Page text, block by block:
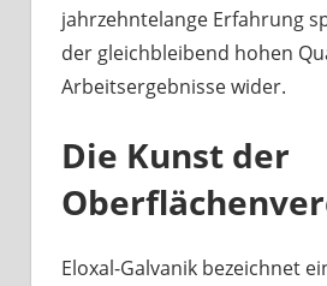
jahrzehntelange Erfahrung
der gleichbleibend hohen
Arbeitsergebnisse wider.
Die Kunst der
Eloxal-Galvanik bezeichnet